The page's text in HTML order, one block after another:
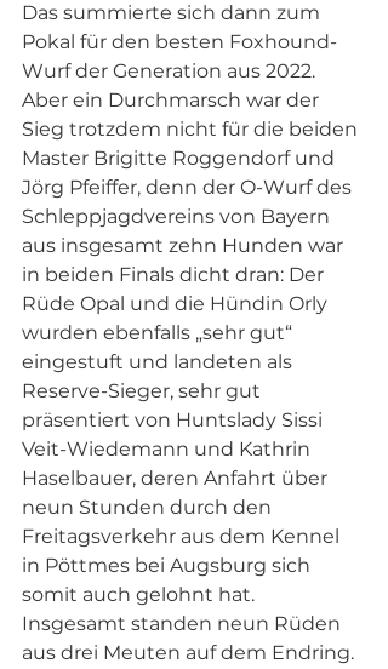
Das summierte sich dann zum
Pokal für den besten Foxhound-
Wurf der Generation aus 2022.
Aber ein Durchmarsch war der
Sieg trotzdem nicht für die beiden
Master Brigitte Roggendorf und
Jörg Pfeiffer, denn der O-Wurf des
Schleppjagdvereins von Bayern
aus insgesamt zehn Hunden war
in beiden Finals dicht dran: Der
Rüde Opal und die Hündin Orly
wurden ebenfalls „sehr gut“
eingestuft und landeten als
Reserve-Sieger, sehr gut
präsentiert von Huntslady Sissi
Veit-Wiedemann und Kathrin
Haselbauer, deren Anfahrt über
neun Stunden durch den
Freitagsverkehr aus dem Kennel
in Pöttmes bei Augsburg sich
somit auch gelohnt hat.
Insgesamt standen neun Rüden
aus drei Meuten auf dem Endring.